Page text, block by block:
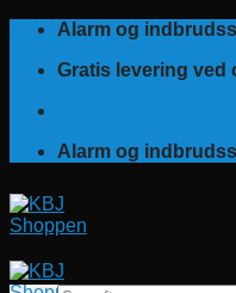
Fortsæt
indhold
Alarm og
Gratis levering ved
Alarm og